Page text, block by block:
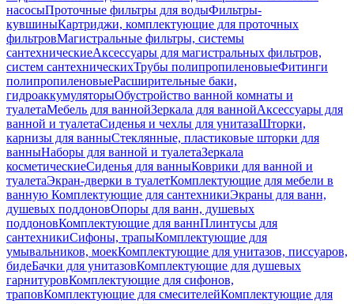
насосыПроточные фильтры для водыФильтры-
кувшиныКартриджи, комплектующие для проточных
фильтровМагистральные фильтры, системы
сантехническиеАксессуары для магистральных фильтров,
систем сантехническихТрубы полипропиленовыеФитинги
полипропиленовыеРасширительные баки,
гидроаккумуляторыОбустройство ванной комнаты и
туалетаМебель для ваннойЗеркала для ваннойАксессуары для
ванной и туалетаСиденья и чехлы для унитазаШторки,
карнизы для ванныСтеклянные, пластиковые шторки для
ванныНаборы для ванной и туалетаЗеркала
косметическиеСиденья для ванныКоврики для ванной и
туалетаЭкран-дверки в туалетКомплектующие для мебели в
ванную Комплектующие для сантехникиЭкраны для ванн,
душевых поддоновОпоры для ванн, душевых
поддоновКомплектующие для ваннПлинтусы для
сантехникиСифоны, трапыКомплектующие для
умывальников, моекКомплектующие для унитазов, писсуаров,
бидеБачки для унитазовКомплектующие для душевых
гарнитуровКомплектующие для сифонов,
траповКомплектующие для смесителейКомплектующие для